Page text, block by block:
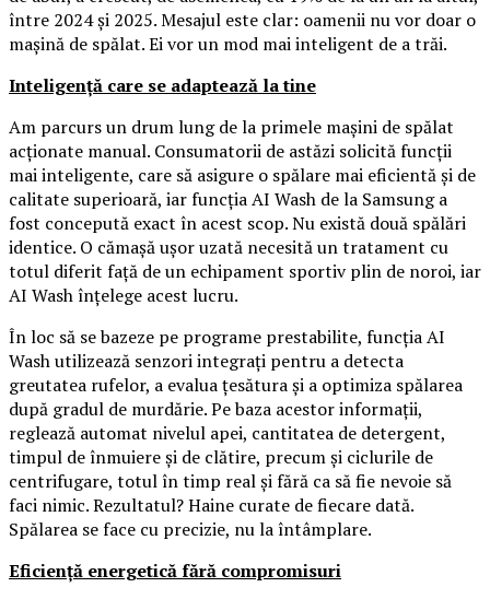
între 2024 și 2025. Mesajul este clar: oamenii nu vor doar o
mașină de spălat. Ei vor un mod mai inteligent de a trăi.
Inteligență care se adaptează la tine
Am parcurs un drum lung de la primele mașini de spălat
acționate manual. Consumatorii de astăzi solicită funcții
mai inteligente, care să asigure o spălare mai eficientă și de
calitate superioară, iar funcția AI Wash de la Samsung a
fost concepută exact în acest scop. Nu există două spălări
identice. O cămașă ușor uzată necesită un tratament cu
totul diferit față de un echipament sportiv plin de noroi, iar
AI Wash înțelege acest lucru.
În loc să se bazeze pe programe prestabilite, funcția AI
Wash utilizează senzori integrați pentru a detecta
greutatea rufelor, a evalua țesătura și a optimiza spălarea
după gradul de murdărie. Pe baza acestor informații,
reglează automat nivelul apei, cantitatea de detergent,
timpul de înmuiere și de clătire, precum și ciclurile de
centrifugare, totul în timp real și fără ca să fie nevoie să
faci nimic. Rezultatul? Haine curate de fiecare dată.
Spălarea se face cu precizie, nu la întâmplare.
Eficiență energetică fără compromisuri